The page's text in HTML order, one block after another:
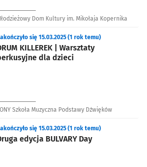
Dom Kultury im. Mikołaja Kopernika
KILLEREK | Warsztaty
dla dzieci
się 15.03.2025 (1 rok temu)
Szkoła Muzyczna Podstawy Dźwięków
edycja BULVARY Day
się 15.03.2025 (1 rok temu)